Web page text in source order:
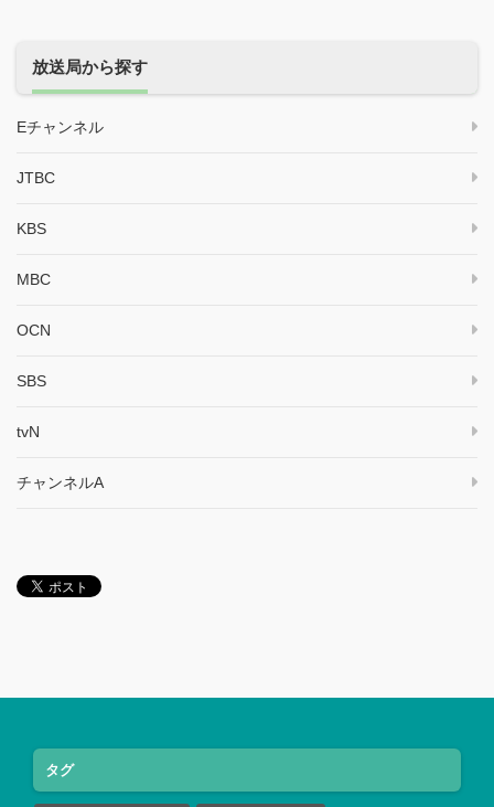
放送局から探す
Eチャンネル
JTBC
KBS
MBC
OCN
SBS
tvN
チャンネルA
タグ